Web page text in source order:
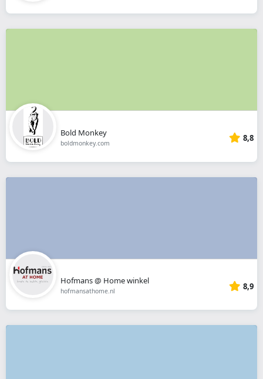
Bold Monkey
boldmonkey.com 8,8
Hofmans @ Home winkel
hofmansathome.nl 8,9